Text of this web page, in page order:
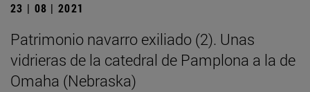
23 | 08 | 2021
Patrimonio navarro exiliado (2). Unas
vidrieras de la catedral de Pamplona a la de
Omaha (Nebraska)